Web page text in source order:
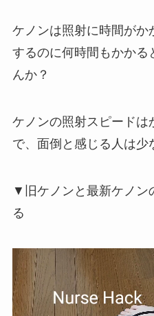
ケノンは照射に時間がか
するのに何時間もかかる
んか？
ケノンの照射スピードは
で、面倒と感じる人は少
▼旧ケノンと最新ケノン
る